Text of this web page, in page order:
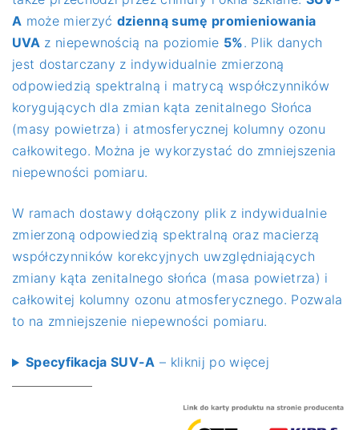
A może mierzyć dzienną sumę promieniowania
UVAz niepewnością na poziomie 5%. Plik danych
jest dostarczany z indywidualnie zmierzoną
odpowiedzią spektralną i matrycą współczynników
korygujących dla zmian kąta zenitalnego Słońca
(masy powietrza) i atmosferycznej kolumny ozonu
całkowitego. Można je wykorzystać do zmniejszenia
niepewności pomiaru.
W ramach dostawy dołączony plik z indywidualnie
zmierzoną odpowiedzią spektralną oraz macierzą
współczynników korekcyjnych uwzględniających
zmiany kąta zenitalnego słońca (masa powietrza) i
całkowitej kolumny ozonu atmosferycznego. Pozwala
to na zmniejszenie niepewności pomiaru.
Specyfikacja SUV-A – kliknij po więcej